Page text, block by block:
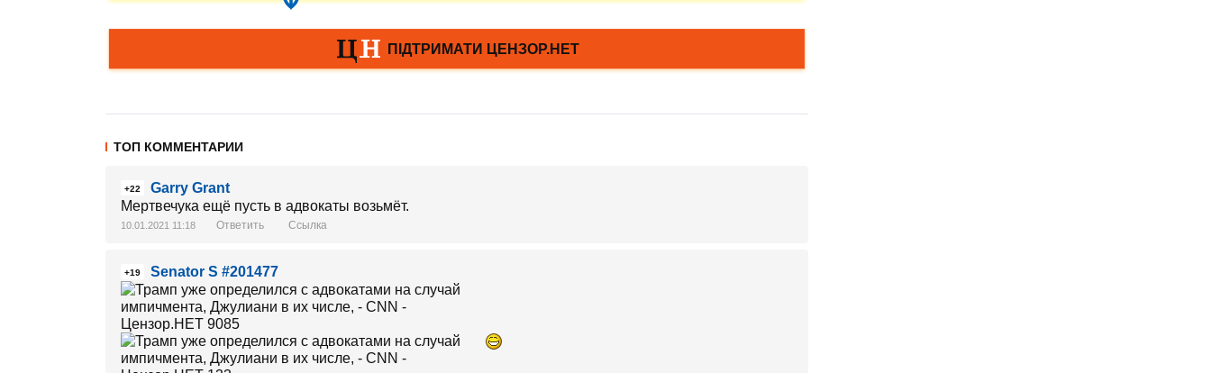
ТОП КОММЕНТАРИИ
+22
Garry Grant
Мертвечука ещё пусть в адвокаты возьмёт.
10.01.2021 11:18 Ответить Ссылка
+19 Senator S #201477